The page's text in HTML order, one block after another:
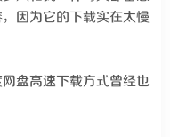
因为它的下载实在太慢
盘高速下载方式曾经也